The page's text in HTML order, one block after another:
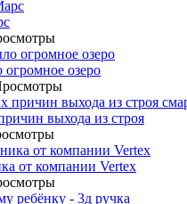
озеро
выхода из строя
от компании Vertex